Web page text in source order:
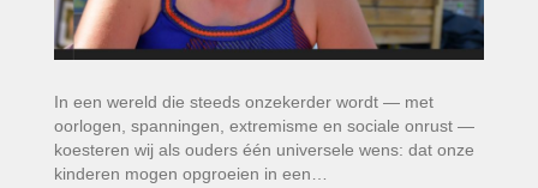
In een wereld die steeds onzekerder wordt — met
oorlogen, spanningen, extremisme en sociale onrust —
koesteren wij als ouders één universele wens: dat onze
kinderen mogen opgroeien in een…